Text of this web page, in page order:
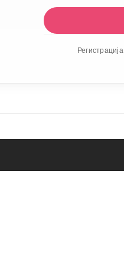
Регистрација